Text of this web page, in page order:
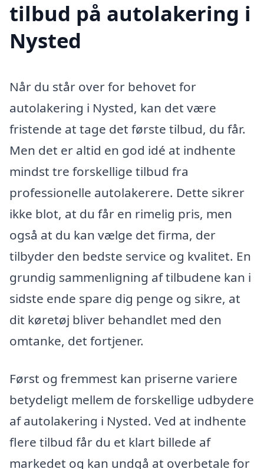
tilbud på autolakering i
Nysted
Når du står over for behovet for
autolakering i Nysted, kan det være
fristende at tage det første tilbud, du får.
Men det er altid en god idé at indhente
mindst tre forskellige tilbud fra
professionelle autolakerere. Dette sikrer
ikke blot, at du får en rimelig pris, men
også at du kan vælge det firma, der
tilbyder den bedste service og kvalitet. En
grundig sammenligning af tilbudene kan i
sidste ende spare dig penge og sikre, at
dit køretøj bliver behandlet med den
omtanke, det fortjener.
Først og fremmest kan priserne variere
betydeligt mellem de forskellige udbydere
af autolakering i Nysted. Ved at indhente
flere tilbud får du et klart billede af
markedet og kan undgå at overbetale for